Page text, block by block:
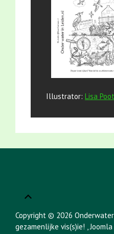
Illustrator: Lisa
Copyright © 2026
gezamenlijke vis(s)ie! ,